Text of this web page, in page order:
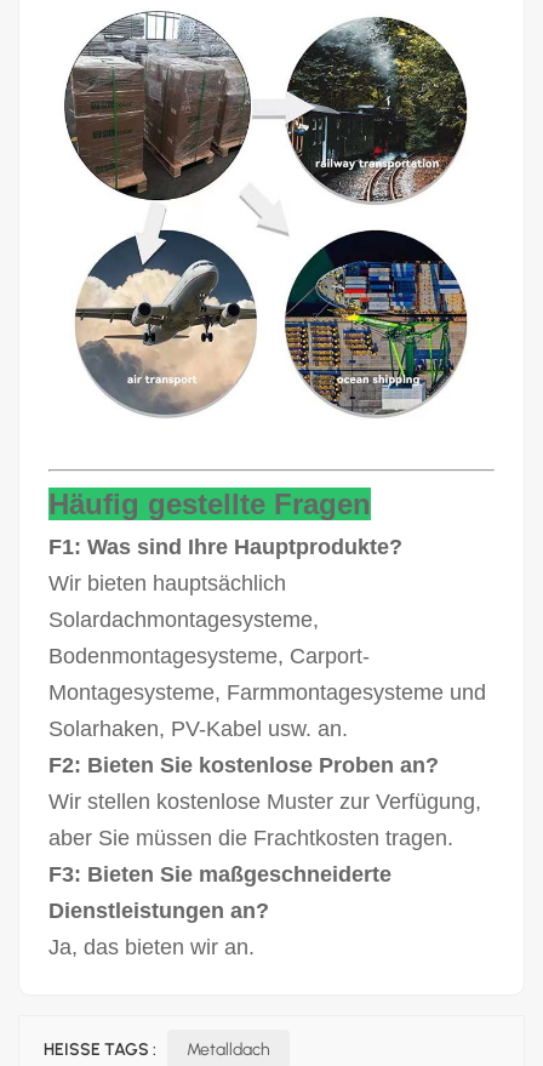
Häufig gestellte Fragen
F1: Was sind Ihre Hauptprodukte?
Wir bieten hauptsächlich
Solardachmontagesysteme,
Bodenmontagesysteme, Carport-
Montagesysteme, Farmmontagesysteme und
Solarhaken, PV-Kabel usw. an.
F2: Bieten Sie kostenlose Proben an?
Wir stellen kostenlose Muster zur Verfügung,
aber Sie müssen die Frachtkosten tragen.
F3: Bieten Sie maßgeschneiderte
Dienstleistungen an?
Ja, das bieten wir an.
HEISSE TAGS : Metalldach